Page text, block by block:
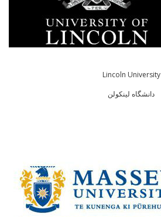
Lincoln University
دانشگاه لینکولن